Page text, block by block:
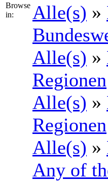
Browse
in:
Alle(s) »
Alle(s) »
Regionen
Alle(s) »
Regionen
Alle(s) »
Any of